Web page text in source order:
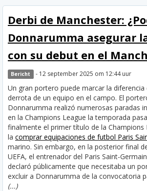
Derbi de Manchester:
Donnarumma asegurar
con su debut en el
Bericht - 12 september 2025 om 12:44 uur
Un gran portero puede marcar la
derrota de un equipo en el campo. El
Donnarumma realizó numerosas paradas
en la Champions League la temporada
finalmente el primer título de la Champions
la comprar equipaciones de futbol Paris
marino. Sin embargo, en la posterior final
UEFA, el entrenador del Paris Saint-
declaró públicamente que necesitaba un
excluir a Donnarumma de la convocatoria
(...)